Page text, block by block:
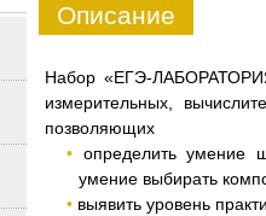
Описание
Набор «ЕГЭ-
измерительных,
позволяющих
определить умение
умение выбирать
выявить уровень